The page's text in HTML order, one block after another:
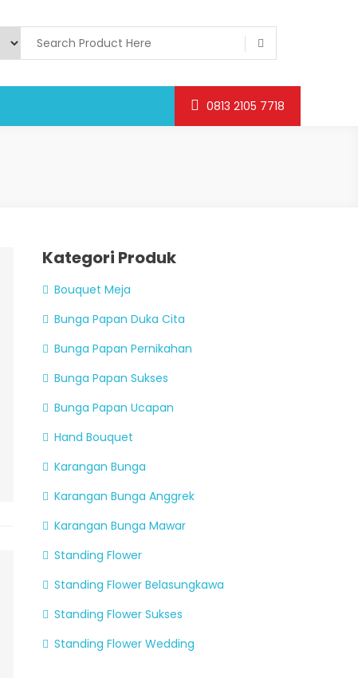
0813 2105 7718
Kategori Produk
Bouquet Meja
Bunga Papan Duka Cita
Bunga Papan Pernikahan
Bunga Papan Sukses
Bunga Papan Ucapan
Hand Bouquet
Karangan Bunga
Karangan Bunga Anggrek
Karangan Bunga Mawar
Standing Flower
Standing Flower Belasungkawa
Standing Flower Sukses
Standing Flower Wedding